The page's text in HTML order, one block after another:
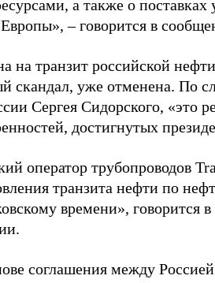
а также о поставках
– говорится в
на транзит российской
скандал, уже отменена. По
Сергея Сидорского, «это
достигнутых
оператор трубопроводов
транзита нефти по
времени», говорится
соглашения между